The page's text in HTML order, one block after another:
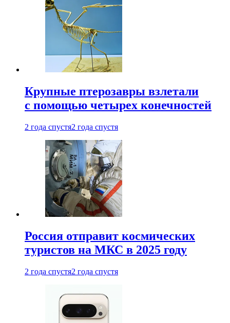
Крупные птерозавры взлетали
с помощью четырех конечностей
2 года спустя2 года спустя
Россия отправит космических
туристов на МКС в 2025 году
2 года спустя2 года спустя